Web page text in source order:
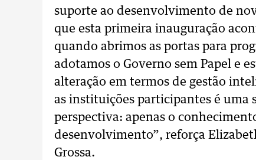
suporte ao desenvolvimento de
que esta primeira inauguração
quando abrimos as portas para
adotamos o Governo sem Papel e
alteração em termos de gestão
as instituições participantes é uma
perspectiva: apenas o
desenvolvimento”, reforça
Grossa.